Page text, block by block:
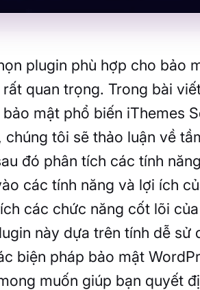
plugin phù hợp cho bảo
quan trọng. Trong bài
mật phổ biến iThemes
chúng tôi sẽ thảo luận về
đó phân tích các tính
các tính năng và lợi ích
các chức năng cốt lõi
này dựa trên tính dễ sử
biện pháp bảo mật
muốn giúp bạn quyết